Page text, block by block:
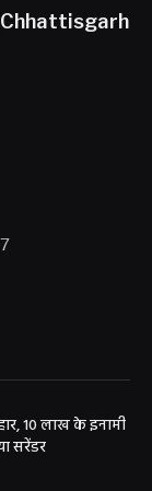
Chhattisgarh
10 लाख के इनामी
सरेंडर